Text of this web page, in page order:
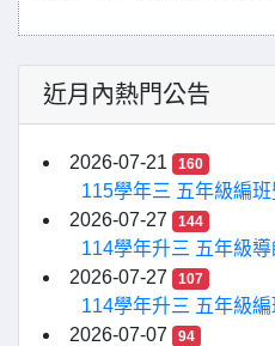
近月內熱門公告
2026-07-21 160
115學年三 五年級編
2026-07-27
144
114學年升三 五年級
2026-07-27
107
114學年升三 五年級
2026-07-07
94